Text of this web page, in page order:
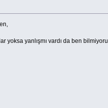
yoksa yanlışmı vardı da ben